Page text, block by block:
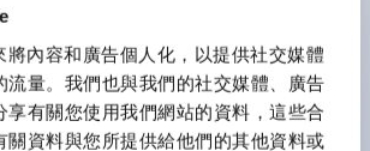
內容和廣告個人化，以提供社交媒體
流量。我們也與我們的社交媒體、廣告
享有關您使用我們網站的資料，這些合
關資料與您所提供給他們的其他資料或
240V。
可呈現六種顏色（LSRD 燈泡）。以往
燈泡，如今可用單一顆燈泡呈現多種